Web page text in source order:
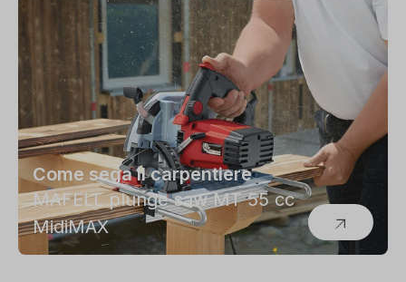
Come sega il carpentiere
MAFELL plunge saw MT 55 cc
MidiMAX
Tanto disco per pochi soldi
"Le Rosse" di Freud